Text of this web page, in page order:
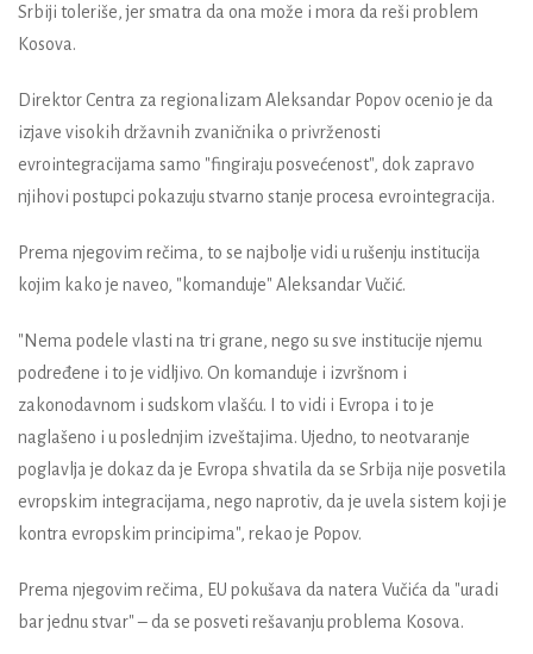
Srbiji toleriše, jer smatra da ona može i mora da reši problem
Kosova.
Direktor Centra za regionalizam Aleksandar Popov ocenio je da
izjave visokih državnih zvaničnika o privrženosti
evrointegracijama samo "fingiraju posvećenost", dok zapravo
njihovi postupci pokazuju stvarno stanje procesa evrointegracija.
Prema njegovim rečima, to se najbolje vidi u rušenju institucija
kojim kako je naveo, "komanduje" Aleksandar Vučić.
"Nema podele vlasti na tri grane, nego su sve institucije njemu
podređene i to je vidljivo. On komanduje i izvršnom i
zakonodavnom i sudskom vlašću. I to vidi i Evropa i to je
naglašeno i u poslednjim izveštajima. Ujedno, to neotvaranje
poglavlja je dokaz da je Evropa shvatila da se Srbija nije posvetila
evropskim integracijama, nego naprotiv, da je uvela sistem koji je
kontra evropskim principima", rekao je Popov.
Prema njegovim rečima, EU pokušava da natera Vučića da "uradi
bar jednu stvar" – da se posveti rešavanju problema Kosova.